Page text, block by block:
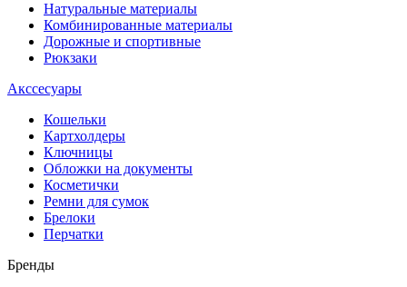
Натуральные материалы
Комбинированные материалы
Дорожные и спортивные
Рюкзаки
Акссесуары
Кошельки
Картхолдеры
Ключницы
Обложки на документы
Косметички
Ремни для сумок
Брелоки
Перчатки
Бренды